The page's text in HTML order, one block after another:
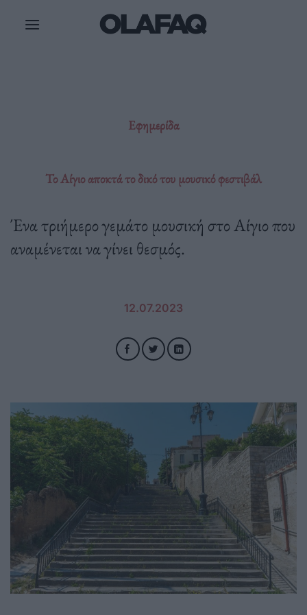
Εφημερίδα
Το Αίγιο αποκτά το δικό του μουσικό φεστιβάλ
Ένα τριήμερο γεμάτο μουσική στο Αίγιο που
αναμένεται να γίνει θεσμός.
12.07.2023